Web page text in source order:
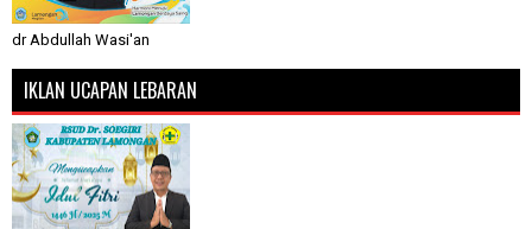
dr Abdullah Wasi'an
IKLAN UCAPAN LEBARAN